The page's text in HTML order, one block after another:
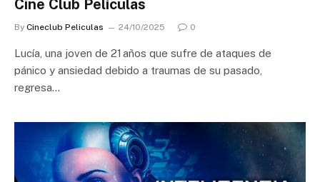
Cine Club Películas
By Cineclub Peliculas 24/10/2025 0
Lucía, una joven de 21 años que sufre de ataques de
pánico y ansiedad debido a traumas de su pasado,
regresa…